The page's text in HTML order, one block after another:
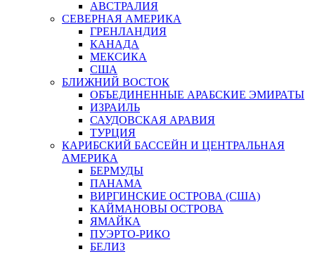
АВСТРАЛИЯ
СЕВЕРНАЯ АМЕРИКА
ГРЕНЛАНДИЯ
КАНАДА
МЕКСИКА
США
БЛИЖНИЙ ВОСТОК
ОБЪЕДИНЕННЫЕ АРАБСКИЕ ЭМИРАТЫ
ИЗРАИЛЬ
САУДОВСКАЯ АРАВИЯ
ТУРЦИЯ
КАРИБСКИЙ БАССЕЙН И ЦЕНТРАЛЬНАЯ
АМЕРИКА
БЕРМУДЫ
ПАНАМА
ВИРГИНСКИЕ ОСТРОВА (США)
КАЙМАНОВЫ ОСТРОВА
ЯМАЙКА
ПУЭРТО-РИКО
БЕЛИЗ